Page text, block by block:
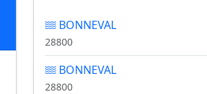
BONNEVAL
28800
BONNEVAL
28800